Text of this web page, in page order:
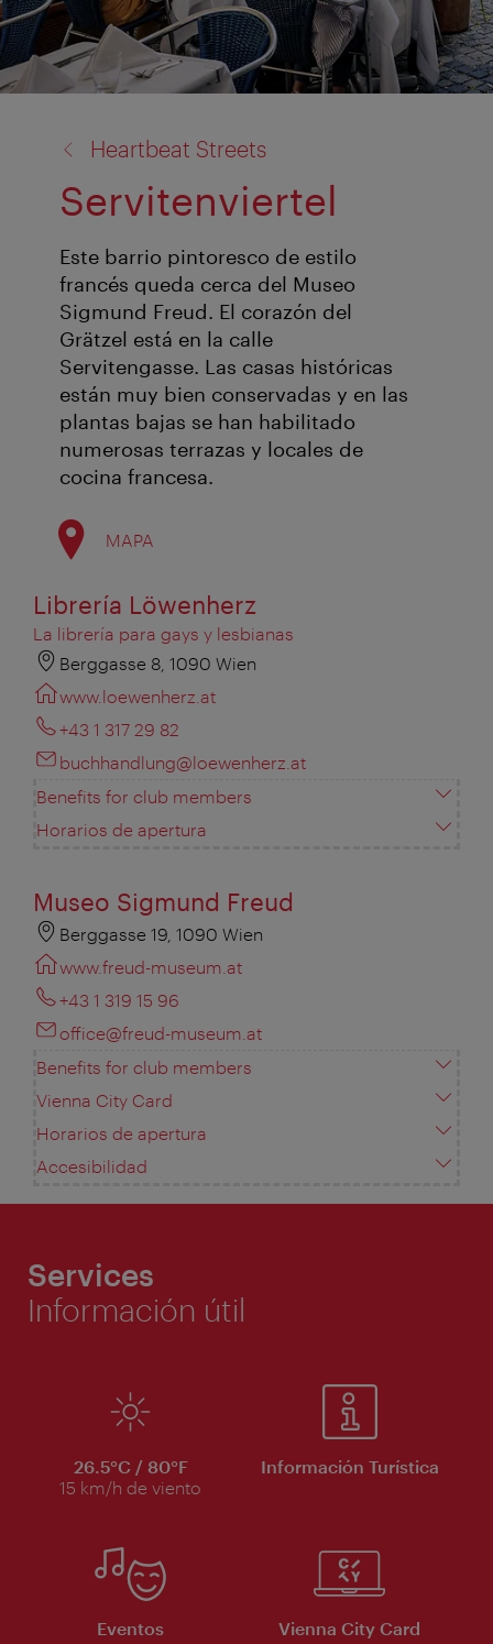
Heartbeat Streets
Servitenviertel
Este barrio pintoresco de estilo
francés queda cerca del Museo
Sigmund Freud. El corazón del
Grätzel está en la calle
Servitengasse. Las casas históricas
están muy bien conservadas y en las
plantas bajas se han habilitado
numerosas terrazas y locales de
cocina francesa.
MAPA
Librería Löwenherz
La librería para gays y lesbianas
Berggasse 8, 1090 Wien
www.loewenherz.at
+43 1 317 29 82
buchhandlung@loewenherz.at
Benefits for club members
Horarios de apertura
Museo Sigmund Freud
Berggasse 19, 1090 Wien
www.freud-museum.at
+43 1 319 15 96
office@freud-museum.at
Benefits for club members
Vienna City Card
Horarios de apertura
Accesibilidad
Services
Información útil
26.5°C / 80°F
15 km/h de viento
Información Turística
Eventos Vienna City Card